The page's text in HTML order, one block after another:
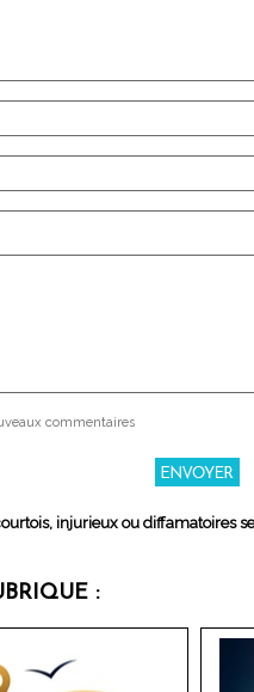
commentaires
injurieux ou diffamatoires
: